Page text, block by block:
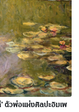
’ ตัวพ่อแห่งศิลปะอิมเพ